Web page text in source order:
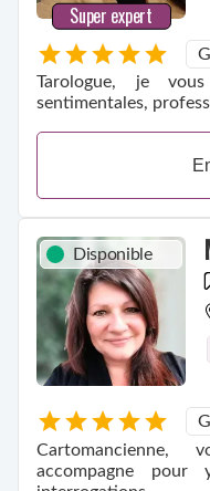
Super expert
Tarologue, je
sentimentales,
Disponible
accompagne